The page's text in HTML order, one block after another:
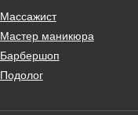
Массажист
Мастер маникюра
Барбершоп
Подолог